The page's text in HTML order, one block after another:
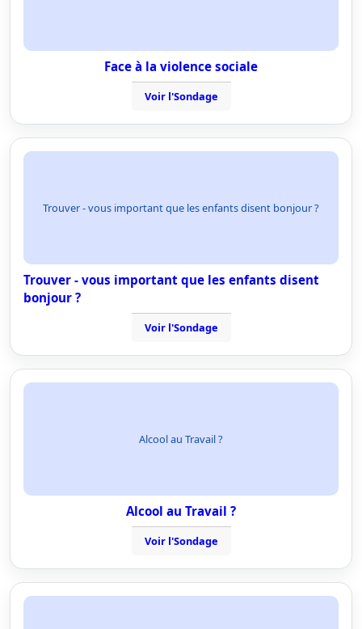
Face à la violence sociale
Voir l'Sondage
Trouver - vous important que les enfants disent bonjour ?
Trouver - vous important que les enfants disent
bonjour ?
Voir l'Sondage
Alcool au Travail ?
Alcool au Travail ?
Voir l'Sondage